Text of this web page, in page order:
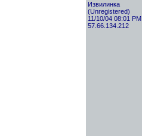
Извилинка
(Unregistered)
11/10/04 08:01 PM
57.66.134.212